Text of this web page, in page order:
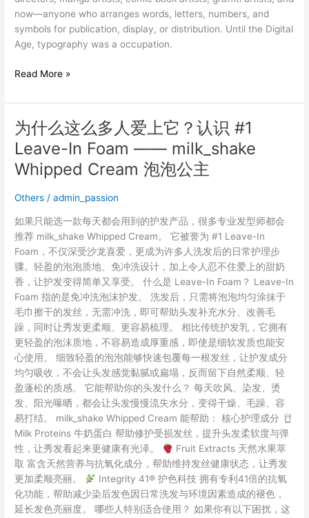
now—anyone who arranges words, letters, numbers, and
symbols for publication, display, or distribution. Until the Digital
Age, typography was a occupation.
Read More »
为什么这么多人爱上它？认识 #1
Leave-In Foam —— milk_shake
Whipped Cream 泡泡公主
Others /admin_passion
如果只能选一款每天都会用到的护发产品，很多专业发型师都会
推荐 milk_shake Whipped Cream。 它被誉为 #1 Leave-In
Foam，不仅深受沙龙喜爱，更成为许多人洗发后的日常护理步
骤。轻盈的泡泡质地、免冲洗设计，加上令人忍不住爱上的甜奶
香，让护发变得简单又享受。 什么是 Leave-In Foam？ Leave-In
Foam 指的是免冲洗泡沫护发。 洗发后，只需将泡泡均匀涂抹于
毛巾擦干的发丝，无需冲洗，即可帮助头发补充水分、改善毛
躁，同时让秀发更柔顺、更容易梳理。 相比传统护发乳，它拥有
更轻盈的泡沫质地，不容易造成厚重感，即使是细软发质也能安
心使用。 细致轻盈的泡泡能够快速包覆每一根发丝，让护发成分
均匀吸收，不会让头发感觉黏腻或扁塌，反而留下自然柔顺、轻
盈蓬松的质感。 它能帮助你的头发什么？ 每天吹风、染发、烫
发、阳光曝晒，都会让头发慢慢流失水分，变得干燥、毛躁、容
易打结。 milk_shake Whipped Cream 能帮助： 核心护理成分
Milk Proteins 牛奶蛋白 帮助修护受损发丝，提升头发柔软度与弹
性，让秀发看起来更健康有光泽。
Fruit Extracts 天然水果萃
取 富含天然营养与抗氧化成分，帮助维持发丝健康状态，让秀发
更加柔顺亮丽。
Integrity 41® 护色科技 拥有专利41倍的抗氧
化功能，帮助减少染后发色因日常洗发与环境因素造成的褪色，
延长发色亮丽度。 哪些人特别适合使用？ 如果你有以下困扰，这
为
什
么
这
多
人
爱
上
它？
认
识
#1
Leave-
In
Foam
——
milk_shake
Whipped
Cream
泡
泡
公
主